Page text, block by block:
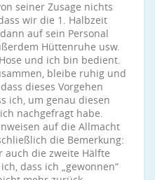
seiner Zusage nichts
wir die 1. Halbzeit
auf sein Personal
Hüttenruhe usw.
und ich bin bedient.
bleibe ruhig und
dieses Vorgehen
ich, um genau diesen
nachgefragt habe.
auf die Allmacht
die Bemerkung:
auch die zweite Hälfte
dass ich „gewonnen“